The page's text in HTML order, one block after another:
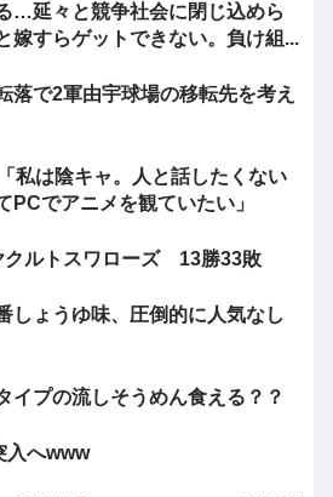
…延々と競争社会に閉じ込めら
嫁すらゲットできない。負け組...
落で2軍由宇球場の移転先を考え
私は陰キャ。人と話したくない
PCでアニメを観ていたい」
クルトスワローズ 13勝33敗
しょうゆ味、圧倒的に人気なし
イプの流しそうめん食える？？
入へwww